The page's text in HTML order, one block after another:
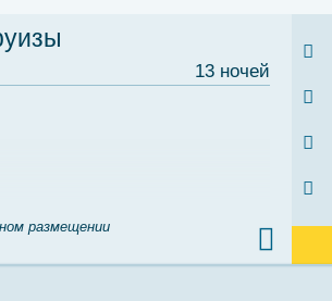
13 ночей
размещении